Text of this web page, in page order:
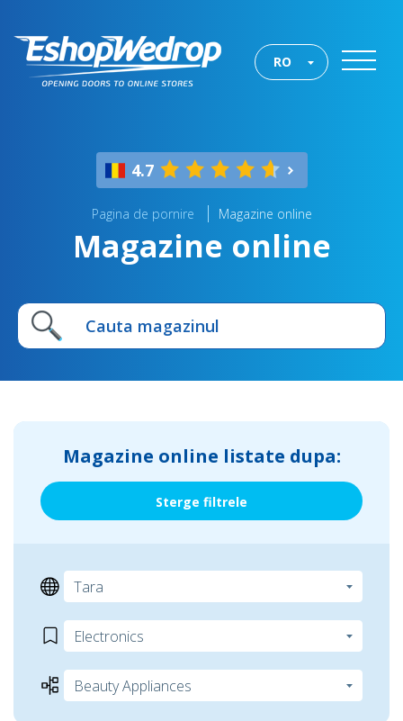
RO
4.7
Pagina de pornire Magazine online
Magazine online
Magazine online listate dupa:
Sterge filtrele